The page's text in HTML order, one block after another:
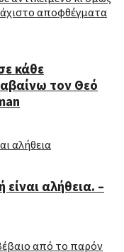
κάθε
τον Θεό
αλήθεια. –